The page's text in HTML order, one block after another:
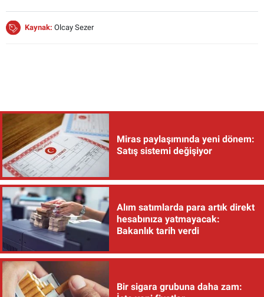
Kaynak: Olcay Sezer
Miras paylaşımında yeni dönem:
Satış sistemi değişiyor
Alım satımlarda para artık direkt
hesabınıza yatmayacak:
Bakanlık tarih verdi
Bir sigara grubuna daha zam: